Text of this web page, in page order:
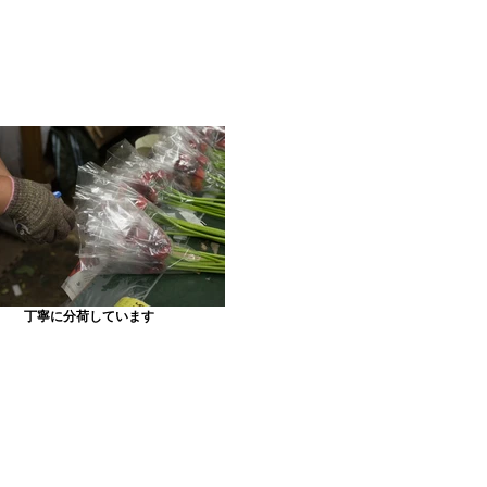
丁寧に分荷しています